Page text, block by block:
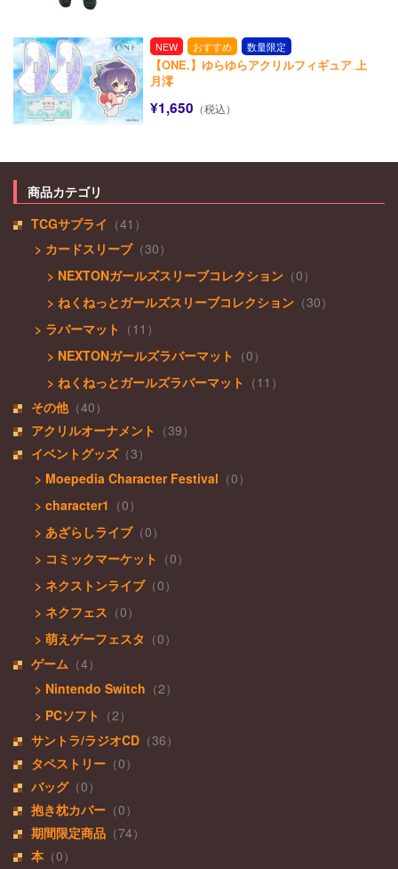
NEW おすすめ 数量限定
【ONE.】ゆらゆらアクリルフィギュア 上
月澪
¥1,650 （税込）
商品カテゴリ
TCGサプライ （41）
> カードスリーブ（30）
> NEXTONガールズスリーブコレクション （0）
> ねくねっとガールズスリーブコレクション （30）
> ラバーマット （11）
> NEXTONガールズラバーマット （0）
> ねくねっとガールズラバーマット （11）
その他（40）
アクリルオーナメント （39）
イベントグッズ（3）
> Moepedia Character Festival （0）
> character1 （0）
> あざらしライブ（0）
> コミックマーケット （0）
> ネクストンライブ（0）
> ネクフェス （0）
> 萌えゲーフェスタ （0）
ゲーム （4）
> Nintendo Switch （2）
> PCソフト （2）
サントラ/ラジオCD （36）
タペストリー （0）
バッグ（0）
抱き枕カバー （0）
期間限定商品 （74）
本 （0）